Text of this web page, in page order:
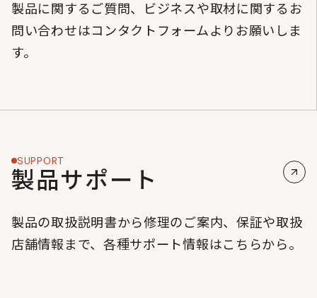
製品に関するご質問、ビジネスや取材に関するお
問い合わせはコンタクトフォームよりお願いしま
す。
SUPPORT
製品サポート
製品の取扱説明書から修理のご案内、保証や取扱
店舗情報まで、各種サポート情報はこちらから。